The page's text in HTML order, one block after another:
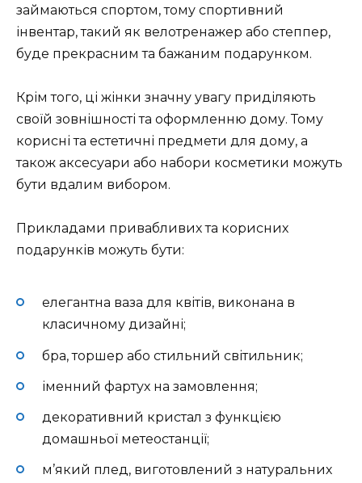
займаються спортом, тому спортивний
інвентар, такий як велотренажер або степпер,
буде прекрасним та бажаним подарунком.
Крім того, ці жінки значну увагу приділяють
своїй зовнішності та оформленню дому. Тому
корисні та естетичні предмети для дому, а
також аксесуари або набори косметики можуть
бути вдалим вибором.
Прикладами привабливих та корисних
подарунків можуть бути:
елегантна ваза для квітів, виконана в
класичному дизайні;
бра, торшер або стильний світильник;
іменний фартух на замовлення;
декоративний кристал з функцією
домашньої метеостанції;
м’який плед, виготовлений з натуральних